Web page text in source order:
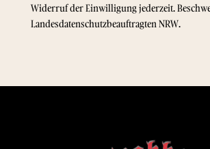
Widerruf der Einwilligung jederzeit.
Landesdatenschutzbeauftragten NRW.